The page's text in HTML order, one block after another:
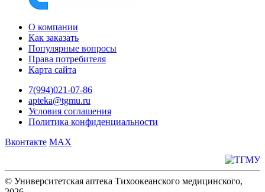
О компании
Как заказать
Популярные вопросы
Права потребителя
Карта сайта
7(994)021-07-86
apteka@tgmu.ru
Условия соглашения
Политика конфиденциальности
Вконтакте MAX
© Университетская аптека Тихоокеанского медицинского,